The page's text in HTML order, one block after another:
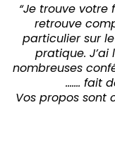
“Je trouve
retrouve
particulier sur
pratique.
nombreuses
……. fait
Vos propos sont